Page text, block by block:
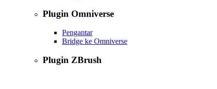
Plugin Omniverse
Pengantar
Bridge ke Omniverse
Plugin ZBrush